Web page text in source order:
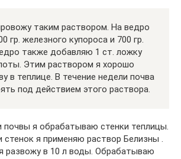
таким раствором. На ведро
гр. железного купороса и 700 гр.
также добавляю 1 ст. ложку
Этим раствором я хорошо
в теплице. В течение недели почва
под действием этого раствора.
почвы я обрабатываю стенки теплицы.
я применяю раствор Белизны .
развожу в 10 л воды. Обрабатываю